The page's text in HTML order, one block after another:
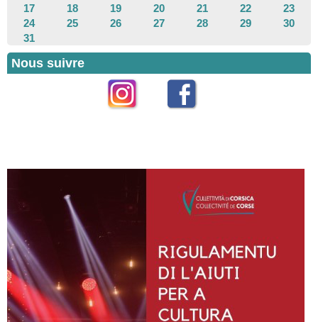
17
18 19 20 21 22
23
24
25 26 27 28 29
30
31
Nous suivre